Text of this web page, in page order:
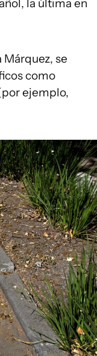
la última en
se
como
ejemplo,